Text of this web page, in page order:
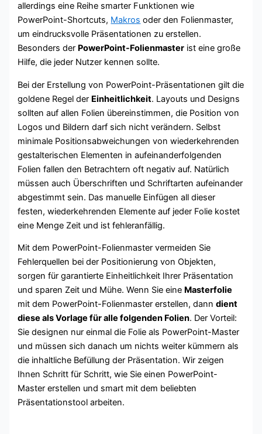
allerdings eine Reihe smarter Funktionen wie
PowerPoint-Shortcuts, Makros oder den Folienmaster,
um eindrucksvolle Präsentationen zu erstellen.
Besonders der PowerPoint-Folienmaster ist eine große
Hilfe, die jeder Nutzer kennen sollte.
Bei der Erstellung von PowerPoint-Präsentationen gilt die
goldene Regel der Einheitlichkeit. Layouts und Designs
sollten auf allen Folien übereinstimmen, die Position von
Logos und Bildern darf sich nicht verändern. Selbst
minimale Positionsabweichungen von wiederkehrenden
gestalterischen Elementen in aufeinanderfolgenden
Folien fallen den Betrachtern oft negativ auf. Natürlich
müssen auch Überschriften und Schriftarten aufeinander
abgestimmt sein. Das manuelle Einfügen all dieser
festen, wiederkehrenden Elemente auf jeder Folie kostet
eine Menge Zeit und ist fehleranfällig.
Mit dem PowerPoint-Folienmaster vermeiden Sie
Fehlerquellen bei der Positionierung von Objekten,
sorgen für garantierte Einheitlichkeit Ihrer Präsentation
und sparen Zeit und Mühe. Wenn Sie eine Masterfolie
mit dem PowerPoint-Folienmaster erstellen, danndient
diese als Vorlage für alle folgenden Folien. Der Vorteil:
Sie designen nur einmal die Folie als PowerPoint-Master
und müssen sich danach um nichts weiter kümmern als
die inhaltliche Befüllung der Präsentation. Wir zeigen
Ihnen Schritt für Schritt, wie Sie einen PowerPoint-
Master erstellen und smart mit dem beliebten
Präsentationstool arbeiten.